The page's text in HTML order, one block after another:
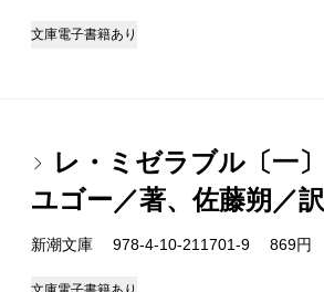
文庫電子書籍あり
レ・ミゼラブル〔一〕
ユゴー／著、佐藤朔／訳
新潮文庫 978-4-10-211701-9 869円